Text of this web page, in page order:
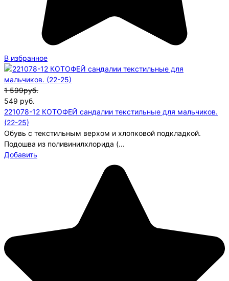
В избранное
1 599руб.
549 руб.
221078-12 КОТОФЕЙ сандалии текстильные для мальчиков.
(22-25)
Обувь с текстильным верхом и хлопковой подкладкой.
Подошва из поливинилхлорида (...
Добавить